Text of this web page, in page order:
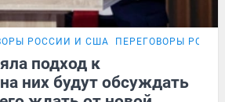
РОССИИ И США ПЕРЕГОВОРЫ
подход к
них будут обсуждать